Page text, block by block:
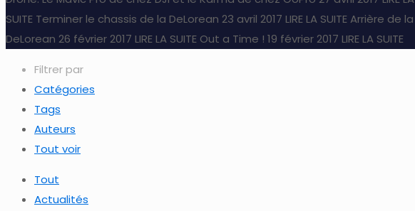
SUITE Terminer le chassis de la DeLorean 23 avril 2017 LIRE LA SUITEArrière de la
DeLorean 26 février 2017 LIRE LA SUITE Out a Time ! 19 février 2017 LIRE LA SUITE
Filtrer par
Catégories
Tags
Auteurs
Tout voir
Tout
Actualités